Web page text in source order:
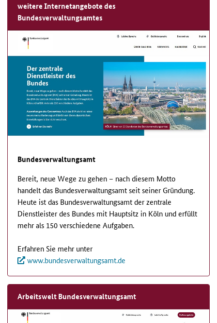
weitere Internetangebote des
Bundesverwaltungsamtes
Bundesverwaltungsamt
Bereit, neue Wege zu gehen – nach diesem Motto
handelt das Bundesverwaltungsamt seit seiner Gründung.
Heute ist das Bundesverwaltungsamt der zentrale
Dienstleister des Bundes mit Hauptsitz in Köln und erfüllt
mehr als 150 verschiedene Aufgaben.
Erfahren Sie mehr unter
www.bundesverwaltungsamt.de
Arbeitswelt Bundesverwaltungsamt